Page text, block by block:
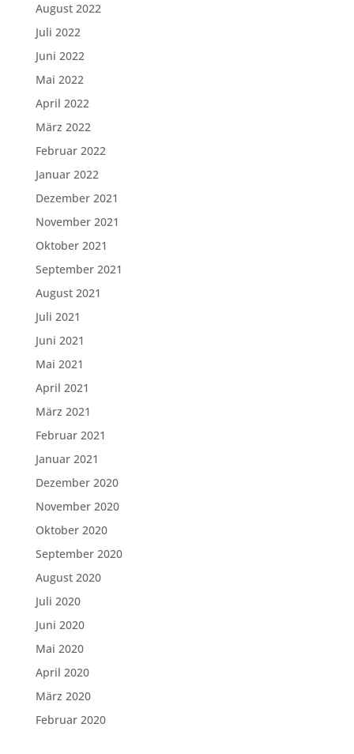
August 2022
Juli 2022
Juni 2022
Mai 2022
April 2022
März 2022
Februar 2022
Januar 2022
Dezember 2021
November 2021
Oktober 2021
September 2021
August 2021
Juli 2021
Juni 2021
Mai 2021
April 2021
März 2021
Februar 2021
Januar 2021
Dezember 2020
November 2020
Oktober 2020
September 2020
August 2020
Juli 2020
Juni 2020
Mai 2020
April 2020
März 2020
Februar 2020